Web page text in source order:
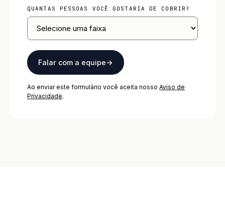
QUANTAS PESSOAS VOCÊ GOSTARIA DE COBRIR?
Falar com a equipe→
Ao enviar este formulário você aceita nosso Aviso de
Privacidade.